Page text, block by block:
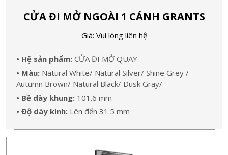
CỬA ĐI MỞ NGOÀI 1 CÁNH GRANTS
Giá: Vui lòng liên hệ
• Hệ sản phẩm: CỬA ĐI MỞ QUAY
• Màu:Natural White/ Natural Silver/ Shine Grey /
Autumn Brown/ Natural Black/ Dusk Gray/
• Bề dày khung:101.6 mm
• Độ dày kính:Lên đến 31.5 mm